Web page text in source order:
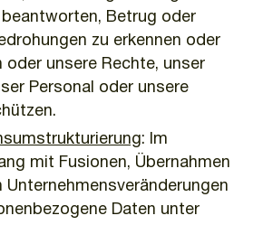
beantworten, Betrug oder
zu erkennen oder
oder unsere Rechte, unser
Personal oder unsere
: Im
mit Fusionen, Übernahmen
Unternehmensveränderungen
Daten unter